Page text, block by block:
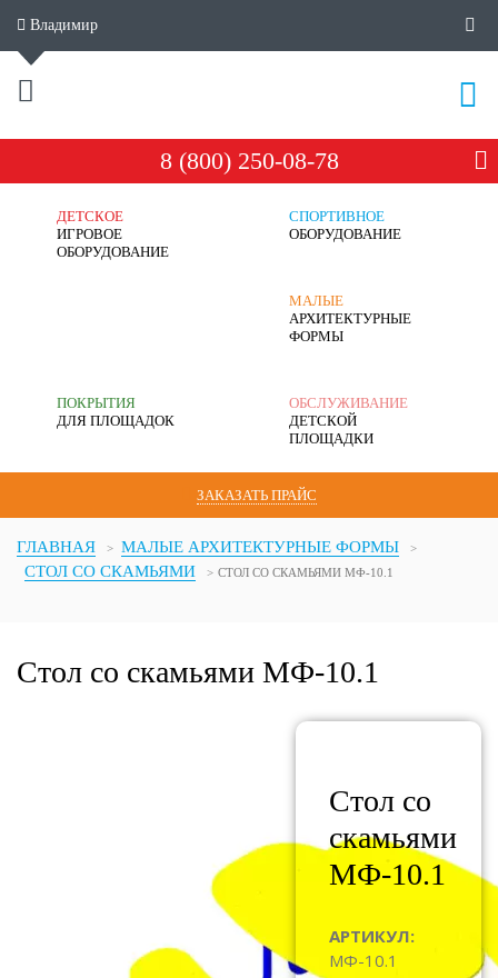
Владимир
8 (800) 250-08-78
ДЕТСКОЕ
ИГРОВОЕ
ОБОРУДОВАНИЕ
СПОРТИВНОЕ
ОБОРУДОВАНИЕ
МАЛЫЕ
АРХИТЕКТУРНЫЕ
ФОРМЫ
ПОКРЫТИЯ
ДЛЯ ПЛОЩАДОК
ОБСЛУЖИВАНИЕ
ДЕТСКОЙ
ПЛОЩАДКИ
ЗАКАЗАТЬ ПРАЙС
ГЛАВНАЯ
МАЛЫЕ АРХИТЕКТУРНЫЕ ФОРМЫ
СТОЛ СО СКАМЬЯМИ
СТОЛ СО СКАМЬЯМИ МФ-10.1
Стол со скамьями МФ-10.1
Стол со
скамьями
МФ-10.1
АРТИКУЛ:
МФ-10.1